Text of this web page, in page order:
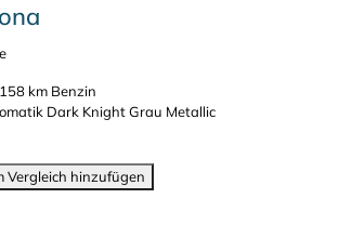
km Benzin
Dark Knight Grau Metallic
Vergleich hinzufügen